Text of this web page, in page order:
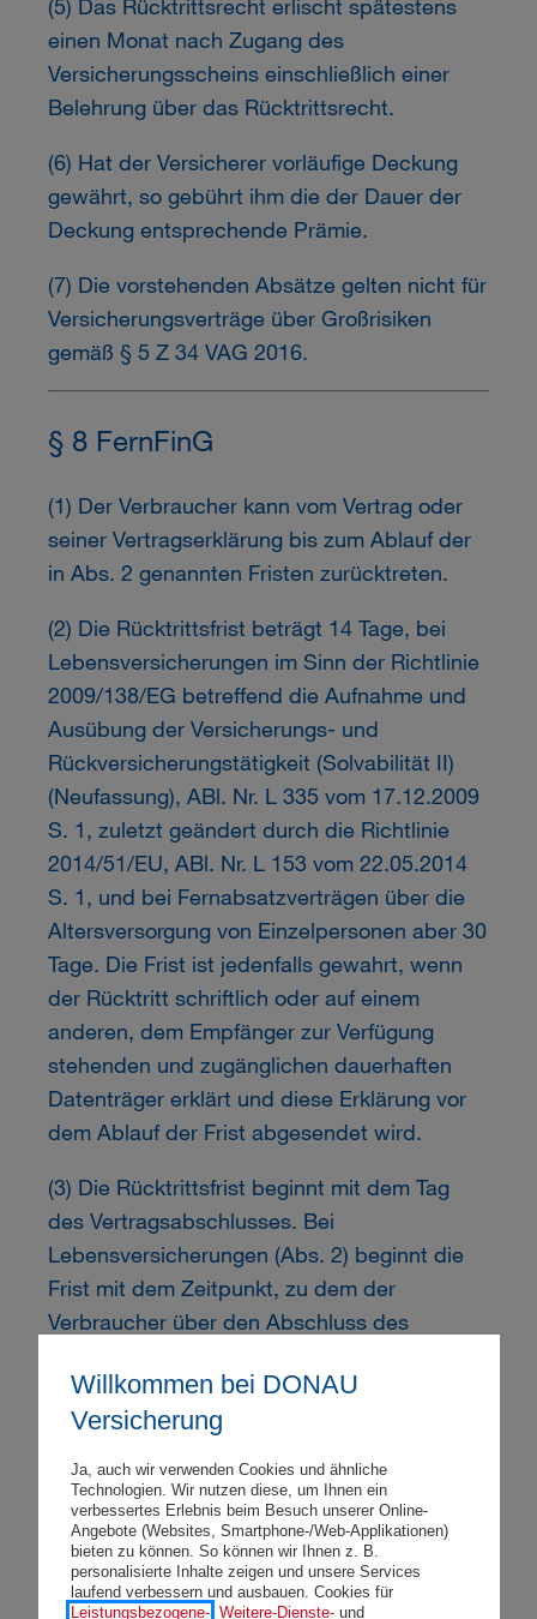
Willkommen bei DONAU
Versicherung
Ja, auch wir verwenden Cookies und ähnliche
Technologien. Wir nutzen diese, um Ihnen ein
verbessertes Erlebnis beim Besuch unserer Online-
Angebote (Websites, Smartphone-/Web-Applikationen)
bieten zu können. So können wir Ihnen z. B.
personalisierte Inhalte zeigen und unsere Services
laufend verbessern und ausbauen. Cookies für
Leistungsbezogene-, Weitere-Dienste-und
(5) Das Rücktrittsrecht erlischt spätestens
einen Monat nach Zugang des
Versicherungsscheins einschließlich einer
Belehrung über das Rücktrittsrecht.
(6) Hat der Versicherer vorläufige Deckung
gewährt, so gebührt ihm die der Dauer der
Deckung entsprechende Prämie.
(7) Die vorstehenden Absätze gelten nicht für
Versicherungsverträge über Großrisiken
gemäß § 5 Z 34 VAG 2016.
§ 8 FernFinG
(1) Der Verbraucher kann vom Vertrag oder
seiner Vertragserklärung bis zum Ablauf der
in Abs. 2 genannten Fristen zurücktreten.
(2) Die Rücktrittsfrist beträgt 14 Tage, bei
Lebensversicherungen im Sinn der Richtlinie
2009/138/EG betreffend die Aufnahme und
Ausübung der Versicherungs- und
Rückversicherungstätigkeit (Solvabilität II)
(Neufassung), ABl. Nr. L 335 vom 17.12.2009
S. 1, zuletzt geändert durch die Richtlinie
2014/51/EU, ABl. Nr. L 153 vom 22.05.2014
S. 1, und bei Fernabsatzverträgen über die
Altersversorgung von Einzelpersonen aber 30
Tage. Die Frist ist jedenfalls gewahrt, wenn
der Rücktritt schriftlich oder auf einem
anderen, dem Empfänger zur Verfügung
stehenden und zugänglichen dauerhaften
Datenträger erklärt und diese Erklärung vor
dem Ablauf der Frist abgesendet wird.
(3) Die Rücktrittsfrist beginnt mit dem Tag
des Vertragsabschlusses. Bei
Lebensversicherungen (Abs. 2) beginnt die
Frist mit dem Zeitpunkt, zu dem der
Verbraucher über den Abschluss des
(4) Hat aber der Verbraucher die
Vertragsbedingungen und
Vertriebsinformationen erst nach
Vertragsabschluss erhalten, so beginnt die
Rücktrittsfrist mit dem Erhalt aller dieser
Bedingungen und Informationen.